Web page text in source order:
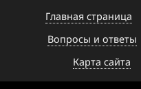
Главная страница
Вопросы и ответы
Карта сайта